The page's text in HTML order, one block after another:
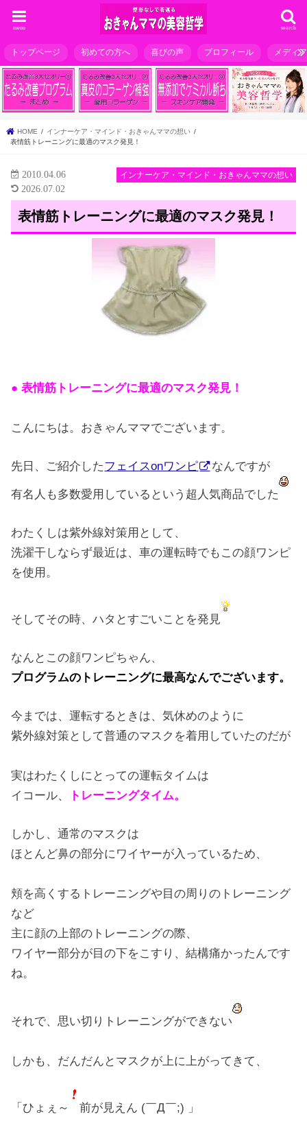
search
menu
トップページ 初めての方へ 喜びの声 プロフィール メディ
HOME
インナーケア・マインド・おきゃんママの想い
表情筋トレーニングに最適のマスク発見！
インナーケア・マインド・おきゃんママの想い
2010.04.06
2026.07.02
表情筋トレーニングに最適のマスク発見！
● 表情筋トレーニングに最適のマスク発見！
こんにちは。おきゃんママでございます。
先日、ご紹介したフェイスonワンピ なんですが
有名人も多数愛用しているという超人気商品でした
わたくしは紫外線対策用として、
洗濯干しならず最近は、車の運転時でもこの顔ワンピ
を使用。
そしてその時、ハタとすごいことを発見
なんとこの顔ワンピちゃん、
プログラムのトレーニングに最高なんでございます。
今までは、運転するときは、気休めのように
紫外線対策として普通のマスクを着用していたのだが
実はわたくしにとっての運転タイムは
イコール、
トレーニングタイム。
しかし、通常のマスクは
ほとんど鼻の部分にワイヤーが入っているため、
頬を高くするトレーニングや目の周りのトレーニング
など
主に顔の上部のトレーニングの際、
ワイヤー部分が目の下をこすり、結構痛かったんです
ね。
それで、思い切りトレーニングができない
しかも、だんだんとマスクが上に上がってきて、
「ひょぇ～ 前が見えん (￣Д￣;) 」